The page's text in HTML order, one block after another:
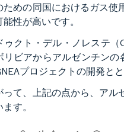
ための同国におけるガス使
性が高いです。
ゥクト・デル・ノレステ
リビアからアルゼンチンの
プロジェクトの開発と
って、上記の点から、ア
す。